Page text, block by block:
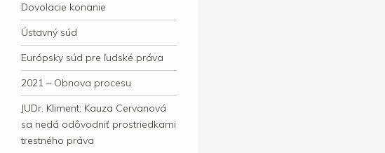
Dovolacie konanie
Ústavný súd
Európsky súd pre ľudské práva
2021 – Obnova procesu
JUDr. Kliment: Kauza Cervanová
sa nedá odôvodniť prostriedkami
trestného práva